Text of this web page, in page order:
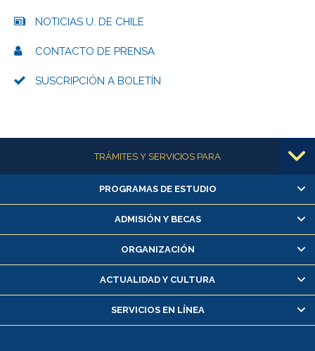
NOTICIAS U. DE CHILE
CONTACTO DE PRENSA
SUSCRIPCIÓN A BOLETÍN
Más informaciónTRÁMITES Y SERVICIOS PARA
Alumnas/os y exalumnas/os
Matrícula en línea
Inscripción y cambio de asignaturas
Consulta y certificado de notas
Servicio médico y dental
Pago de arancel y crédito alumnos
PROGRAMAS DE ESTUDIO
ADMISIÓN Y BECAS
ORGANIZACIÓN
ACTUALIDAD Y CULTURA
SERVICIOS EN LÍNEA